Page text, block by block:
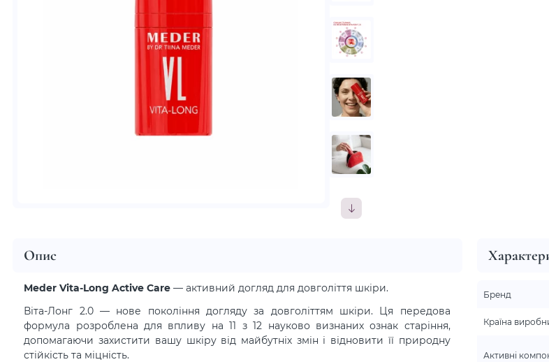
Опис
Meder Vita-Long Active Care— активний догляд для довголіття шкіри.
Віта-Лонг 2.0 — нове покоління догляду за довголіттям шкіри. Ця передова
формула розроблена для впливу на 11 з 12 науково визнаних ознак старіння,
допомагаючи захистити вашу шкіру від майбутніх змін і відновити її природну
стійкість та міцність.
Бренд
Країна
Активні